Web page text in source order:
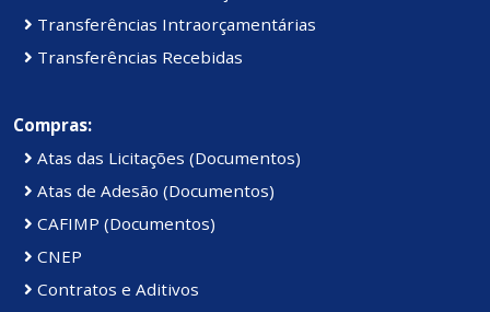
Transferências Intraorçamentárias
Transferências Recebidas
Compras:
Atas das Licitações (Documentos)
Atas de Adesão (Documentos)
CAFIMP (Documentos)
CNEP
Contratos e Aditivos